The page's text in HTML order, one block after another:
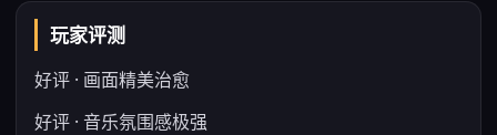
玩家评测
好评 · 画面精美治愈
好评 · 音乐氛围感极强